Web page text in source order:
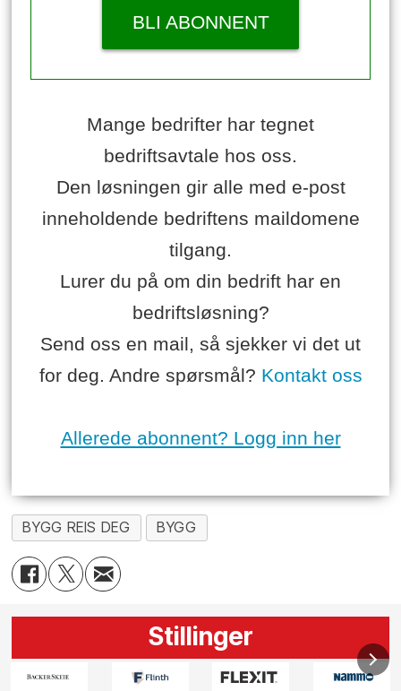
BLI ABONNENT
Mange bedrifter har tegnet
bedriftsavtale hos oss.
Den løsningen gir alle med e-post
inneholdende bedriftens maildomene
tilgang.
Lurer du på om din bedrift har en
bedriftsløsning?
Send oss en mail, så sjekker vi det ut
for deg. Andre spørsmål? Kontakt oss
Allerede abonnent? Logg inn her
BYGG REIS DEG BYGG
Stillinger